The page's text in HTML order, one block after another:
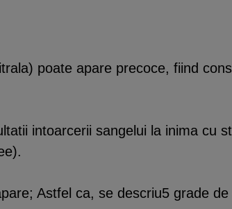
poate apare precoce, fiind
intoarcerii sangelui la inima cu
Astfel ca, se descriu5 grade